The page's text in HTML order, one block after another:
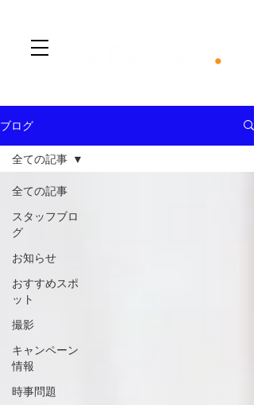
ブログ
全ての記事
スタッフブロ
グ
お知らせ
おすすめスポ
ット
撮影
キャンペーン
情報
時事問題
全ての記事